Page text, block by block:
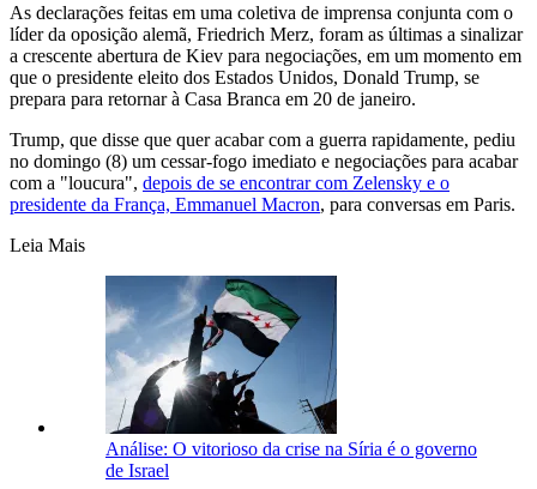
As declarações feitas em uma coletiva de imprensa conjunta com o
líder da oposição alemã, Friedrich Merz, foram as últimas a sinalizar
a crescente abertura de Kiev para negociações, em um momento em
que o presidente eleito dos Estados Unidos, Donald Trump, se
prepara para retornar à Casa Branca em 20 de janeiro.
Trump, que disse que quer acabar com a guerra rapidamente, pediu
no domingo (8) um cessar-fogo imediato e negociações para acabar
com a "loucura", depois de se encontrar com Zelensky e o
presidente da França, Emmanuel Macron, para conversas em Paris.
Leia Mais
Análise: O vitorioso da crise na Síria é o governo
de Israel